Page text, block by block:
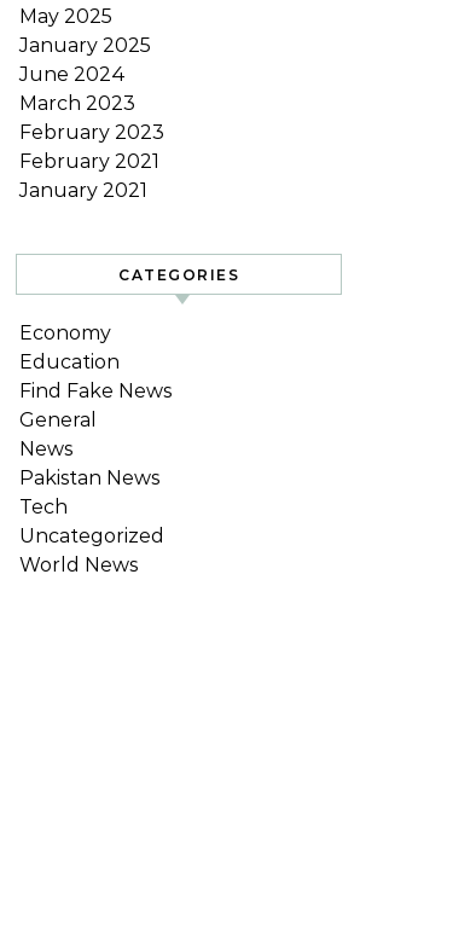
May 2025
January 2025
June 2024
March 2023
February 2023
February 2021
January 2021
CATEGORIES
Economy
Education
Find Fake News
General
News
Pakistan News
Tech
Uncategorized
World News